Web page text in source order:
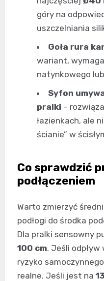
góry na
uszczelniania
Goła rura
wariant,
natynkowego
Syfon
pralki –
łazienkach, ale
ścianie” w
Co sprawdzić
podłączeniem
Warto zmierzyć
podłogi do środka
Dla pralki sensowny
100 cm. Jeśli odpływ
ryzyko
realne. Jeśli jest na